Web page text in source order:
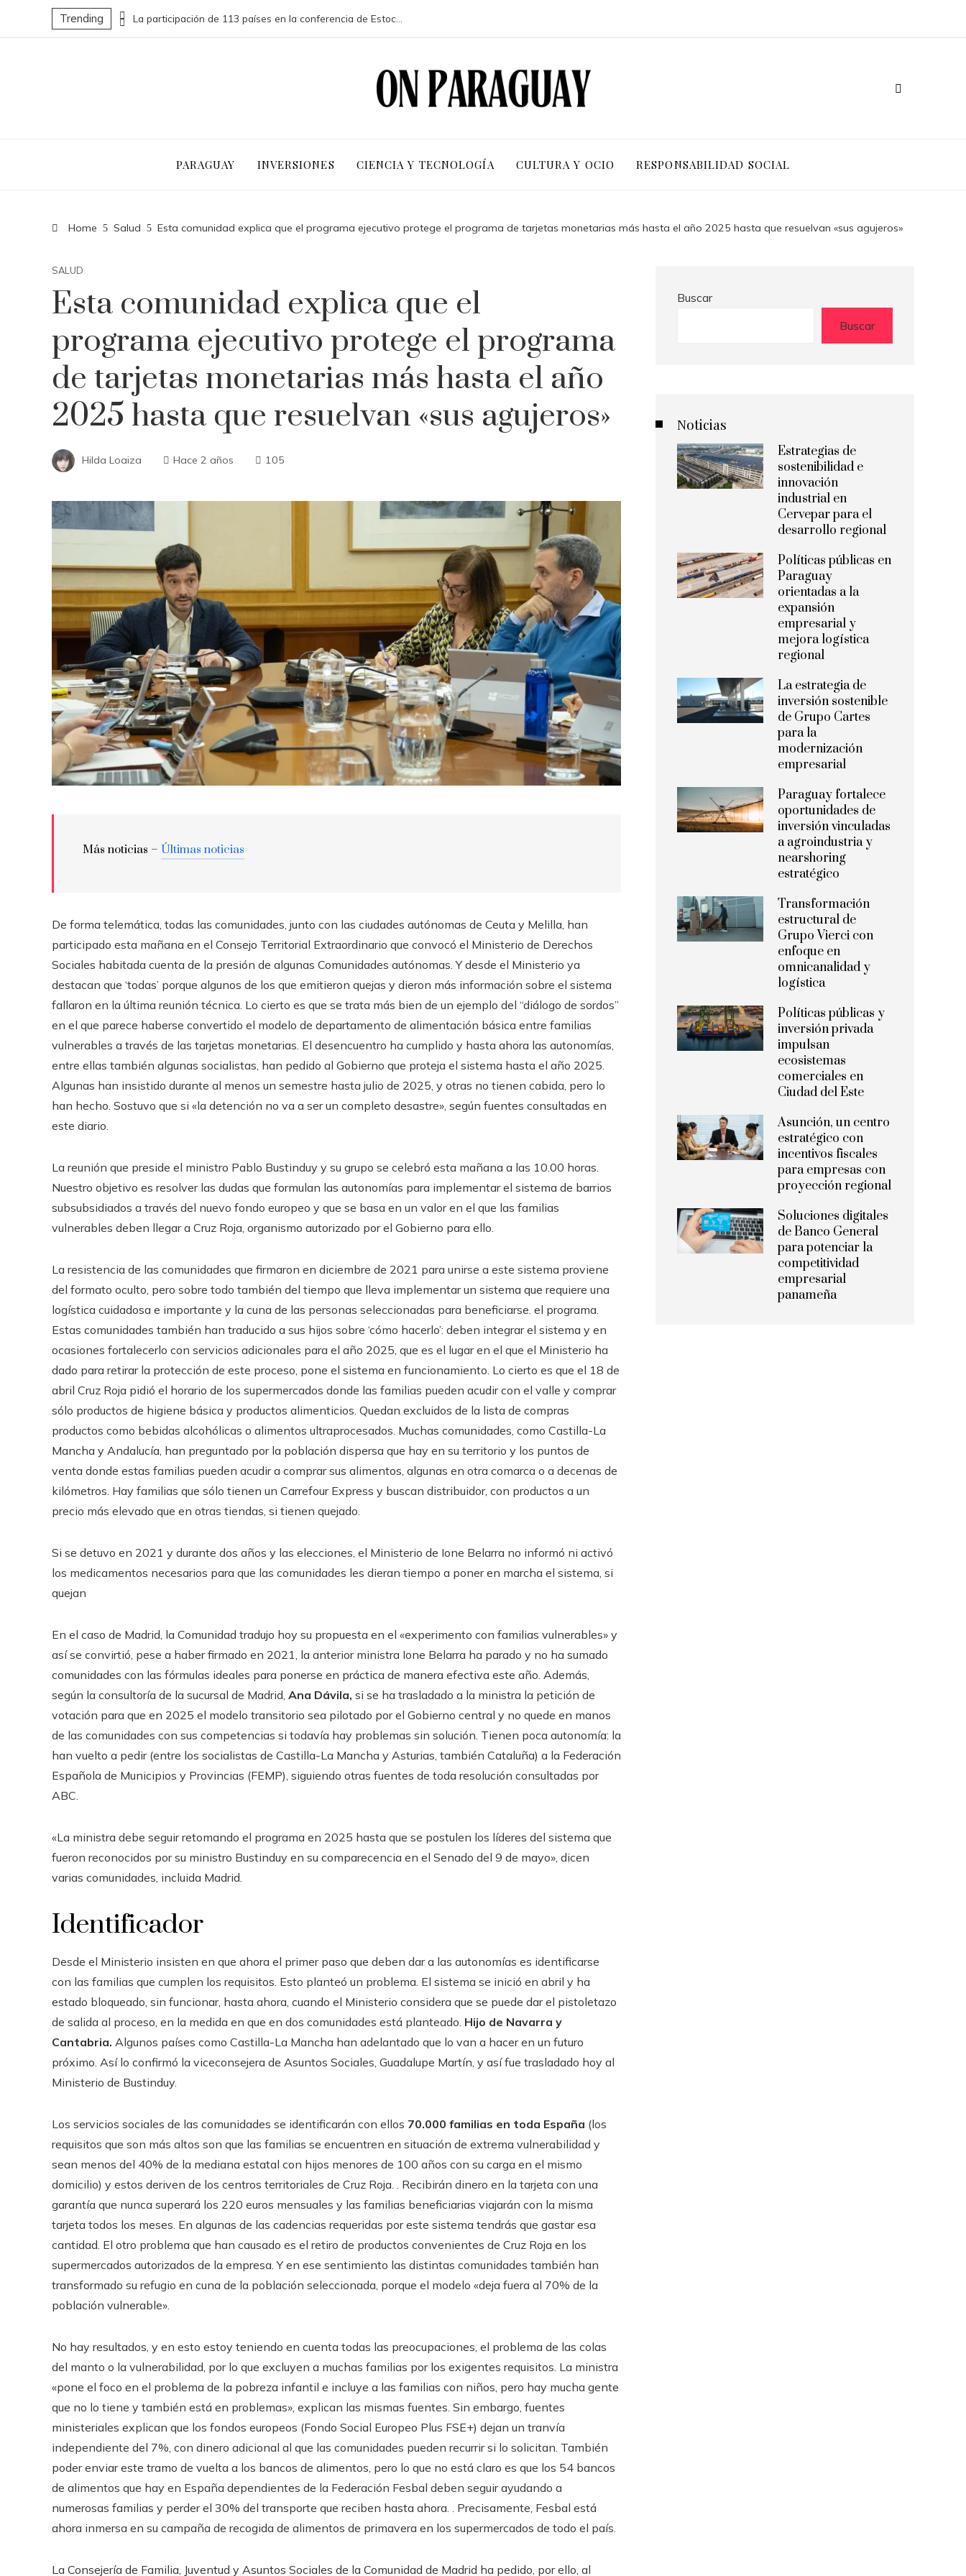
Trending Las 15 donaciones individuales más grandes que impulsaron cambios sociales significativos
PARAGUAY INVERSIONES CIENCIA Y TECNOLOGÍA CULTURA Y OCIO RESPONSABILIDAD SOCIAL
Home Salud Esta comunidad explica que el programa ejecutivo protege el programa de tarjetas monetarias más hasta el año 2025 hasta que resuelvan «sus agujeros»
SALUD
Esta comunidad explica que el
programa ejecutivo protege el programa
de tarjetas monetarias más hasta el año
2025 hasta que resuelvan «sus agujeros»
Hilda Loaiza Hace 2 años 105
Más noticias – Últimas noticias
De forma telemática, todas las comunidades, junto con las ciudades autónomas de Ceuta y Melilla, han
participado esta mañana en el Consejo Territorial Extraordinario que convocó el Ministerio de Derechos
Sociales habitada cuenta de la presión de algunas Comunidades autónomas. Y desde el Ministerio ya
destacan que ‘todas’ porque algunos de los que emitieron quejas y dieron más información sobre el sistema
fallaron en la última reunión técnica. Lo cierto es que se trata más bien de un ejemplo del “diálogo de sordos”
en el que parece haberse convertido el modelo de departamento de alimentación básica entre familias
vulnerables a través de las tarjetas monetarias. El desencuentro ha cumplido y hasta ahora las autonomías,
entre ellas también algunas socialistas, han pedido al Gobierno que proteja el sistema hasta el año 2025.
Algunas han insistido durante al menos un semestre hasta julio de 2025, y otras no tienen cabida, pero lo
han hecho. Sostuvo que si «la detención no va a ser un completo desastre», según fuentes consultadas en
este diario.
La reunión que preside el ministro Pablo Bustinduy y su grupo se celebró esta mañana a las 10.00 horas.
Nuestro objetivo es resolver las dudas que formulan las autonomías para implementar el sistema de barrios
subsubsidiados a través del nuevo fondo europeo y que se basa en un valor en el que las familias
vulnerables deben llegar a Cruz Roja, organismo autorizado por el Gobierno para ello.
La resistencia de las comunidades que firmaron en diciembre de 2021 para unirse a este sistema proviene
del formato oculto, pero sobre todo también del tiempo que lleva implementar un sistema que requiere una
logística cuidadosa e importante y la cuna de las personas seleccionadas para beneficiarse. el programa.
Estas comunidades también han traducido a sus hijos sobre ‘cómo hacerlo’: deben integrar el sistema y en
ocasiones fortalecerlo con servicios adicionales para el año 2025, que es el lugar en el que el Ministerio ha
dado para retirar la protección de este proceso, pone el sistema en funcionamiento. Lo cierto es que el 18 de
abril Cruz Roja pidió el horario de los supermercados donde las familias pueden acudir con el valle y comprar
sólo productos de higiene básica y productos alimenticios. Quedan excluidos de la lista de compras
productos como bebidas alcohólicas o alimentos ultraprocesados. Muchas comunidades, como Castilla-La
Mancha y Andalucía, han preguntado por la población dispersa que hay en su territorio y los puntos de
venta donde estas familias pueden acudir a comprar sus alimentos, algunas en otra comarca o a decenas de
kilómetros. Hay familias que sólo tienen un Carrefour Express y buscan distribuidor, con productos a un
precio más elevado que en otras tiendas, si tienen quejado.
Si se detuvo en 2021 y durante dos años y las elecciones, el Ministerio de Ione Belarra no informó ni activó
los medicamentos necesarios para que las comunidades les dieran tiempo a poner en marcha el sistema, si
quejan
En el caso de Madrid, la Comunidad tradujo hoy su propuesta en el «experimento con familias vulnerables» y
así se convirtió, pese a haber firmado en 2021, la anterior ministra Ione Belarra ha parado y no ha sumado
comunidades con las fórmulas ideales para ponerse en práctica de manera efectiva este año. Además,
según la consultoría de la sucursal de Madrid, Ana Dávila, si se ha trasladado a la ministra la petición de
votación para que en 2025 el modelo transitorio sea pilotado por el Gobierno central y no quede en manos
de las comunidades con sus competencias si todavía hay problemas sin solución. Tienen poca autonomía: la
han vuelto a pedir (entre los socialistas de Castilla-La Mancha y Asturias, también Cataluña) a la Federación
Española de Municipios y Provincias (FEMP), siguiendo otras fuentes de toda resolución consultadas por
ABC.
«La ministra debe seguir retomando el programa en 2025 hasta que se postulen los líderes del sistema que
fueron reconocidos por su ministro Bustinduy en su comparecencia en el Senado del 9 de mayo», dicen
varias comunidades, incluida Madrid.
Identificador
Desde el Ministerio insisten en que ahora el primer paso que deben dar a las autonomías es identificarse
con las familias que cumplen los requisitos. Esto planteó un problema. El sistema se inició en abril y ha
estado bloqueado, sin funcionar, hasta ahora, cuando el Ministerio considera que se puede dar el pistoletazo
de salida al proceso, en la medida en que en dos comunidades está planteado. Hijo de Navarra y
Cantabria. Algunos países como Castilla-La Mancha han adelantado que lo van a hacer en un futuro
próximo. Así lo confirmó la viceconsejera de Asuntos Sociales, Guadalupe Martín, y así fue trasladado hoy al
Ministerio de Bustinduy.
Los servicios sociales de las comunidades se identificarán con ellos 70.000 familias en toda España (los
requisitos que son más altos son que las familias se encuentren en situación de extrema vulnerabilidad y
sean menos del 40% de la mediana estatal con hijos menores de 100 años con su carga en el mismo
domicilio) y estos deriven de los centros territoriales de Cruz Roja. . Recibirán dinero en la tarjeta con una
garantía que nunca superará los 220 euros mensuales y las familias beneficiarias viajarán con la misma
tarjeta todos los meses. En algunas de las cadencias requeridas por este sistema tendrás que gastar esa
cantidad. El otro problema que han causado es el retiro de productos convenientes de Cruz Roja en los
supermercados autorizados de la empresa. Y en ese sentimiento las distintas comunidades también han
transformado su refugio en cuna de la población seleccionada, porque el modelo «deja fuera al 70% de la
población vulnerable».
No hay resultados, y en esto estoy teniendo en cuenta todas las preocupaciones, el problema de las colas
del manto o la vulnerabilidad, por lo que excluyen a muchas familias por los exigentes requisitos. La ministra
«pone el foco en el problema de la pobreza infantil e incluye a las familias con niños, pero hay mucha gente
que no lo tiene y también está en problemas», explican las mismas fuentes. Sin embargo, fuentes
ministeriales explican que los fondos europeos (Fondo Social Europeo Plus FSE+) dejan un tranvía
independiente del 7%, con dinero adicional al que las comunidades pueden recurrir si lo solicitan. También
poder enviar este tramo de vuelta a los bancos de alimentos, pero lo que no está claro es que los 54 bancos
de alimentos que hay en España dependientes de la Federación Fesbal deben seguir ayudando a
numerosas familias y perder el 30% del transporte que reciben hasta ahora. . Precisamente, Fesbal está
ahora inmersa en su campaña de recogida de alimentos de primavera en los supermercados de todo el país.
La Consejería de Familia, Juventud y Asuntos Sociales de la Comunidad de Madrid ha pedido, por ello, al
Buscar
Buscar
Noticias
Estrategias de
sostenibilidad e
innovación
industrial en
Cervepar para el
desarrollo regional
Políticas públicas en
Paraguay
orientadas a la
expansión
empresarial y
mejora logística
regional
La estrategia de
inversión sostenible
de Grupo Cartes
para la
modernización
empresarial
Paraguay fortalece
oportunidades de
inversión vinculadas
a agroindustria y
nearshoring
estratégico
Transformación
estructural de
Grupo Vierci con
enfoque en
omnicanalidad y
logística
Políticas públicas y
inversión privada
impulsan
ecosistemas
comerciales en
Ciudad del Este
Asunción, un centro
estratégico con
incentivos fiscales
para empresas con
proyección regional
Soluciones digitales
de Banco General
para potenciar la
competitividad
empresarial
panameña